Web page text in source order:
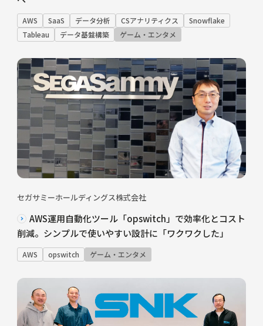
AWS SaaS データ分析 CSアナリティクス
Snowflake
Tableau
データ基盤構築 ゲーム・エンタメ
セガサミーホールディングス株式会社
AWS運用自動化ツール「opswitch」で効率化とコスト
削減。シンプルで使いやすい設計に「ワクワクした」
AWS opswitch ゲーム・エンタメ